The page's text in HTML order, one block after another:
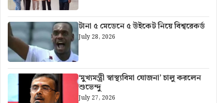
টানা ৫ মেডেনে ৫ উইকেট নিয়ে বিশ্বরেকর্ড
July 28, 2026
‘মুখ্যমন্ত্রী স্বাস্থ্যবিমা যোজনা’ চালু করলেন
শুভেন্দু
July 27, 2026